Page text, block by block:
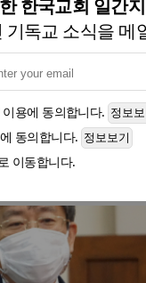
한국교회 일간
기독교 소식을 메
이용에 동의합니다.
에 동의합니다.
이동합니다.
리에게